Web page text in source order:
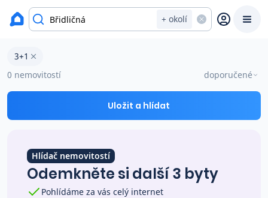
+ okolí
Prodat
Prodej s Reas.cz
Ceny prodaných nemovitostí
okres Bruntál
Byty 3+1 na prodej Břidličná
3+1
0 nemovitostí
doporučené
Uložit a hlídat
Hlídač nemovitostí
Odemkněte si další 3 byty
Pohlídáme za vás celý internet